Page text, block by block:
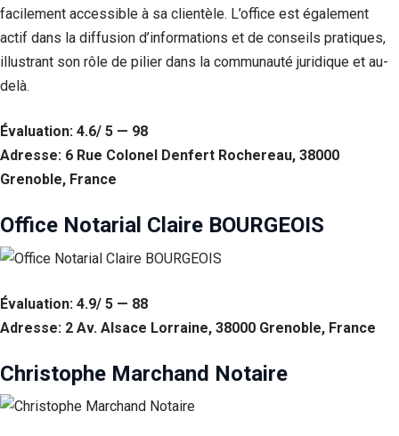
facilement accessible à sa clientèle. L’office est également
actif dans la diffusion d’informations et de conseils pratiques,
illustrant son rôle de pilier dans la communauté juridique et au-
delà.
Évaluation: 4.6/ 5 — 98
Adresse: 6 Rue Colonel Denfert Rochereau, 38000
Grenoble, France
Office Notarial Claire BOURGEOIS
Évaluation: 4.9/ 5 — 88
Adresse: 2 Av. Alsace Lorraine, 38000 Grenoble, France
Christophe Marchand Notaire
Experience
Afin que notre
site Web
de votre visite.
Si vous
refusez ces
cookies,
fonctionnalités
disparaîtront
du site Web.
Marketing
En partageant
comportement
visitez notre